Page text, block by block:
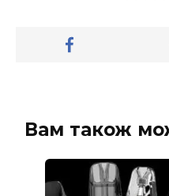
Вам також